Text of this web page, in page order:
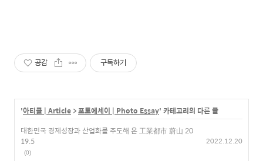
공감 구독하기
'아티클 | Article >포토에세이 | Photo Essay' 카테고리의 다른 글
대한민국 경제성장과 산업화를 주도해 온 工業都市 蔚山 20
19.5
(0)
2022.12.20